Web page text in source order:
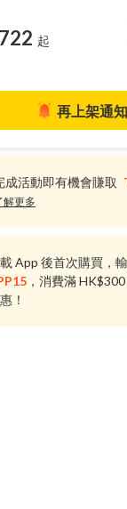
起
再上架通知
成活動即有機會賺取
解更多
App 後首次購買，
，消費滿
！